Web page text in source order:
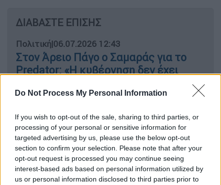
Do Not Process My Personal Information
If you wish to opt-out of the sale, sharing to third parties, or
processing of your personal or sensitive information for
targeted advertising by us, please use the below opt-out
section to confirm your selection. Please note that after your
opt-out request is processed you may continue seeing
interest-based ads based on personal information utilized by
us or personal information disclosed to third parties prior to
ΔΙΑΒΑΣΤΕ ΕΠΙΣΗΣ
Πολιτική|06.07.2026 12:43
Στον Άρειο Πάγο ο Σαμαράς για το
Predator: «Η κυβέρνηση δεν έχει
Υποκλοπές: Οκτώ θύματα κατέθεσαν
αγωγή για το Predator - Ζητούν 7,6
εκατ. ευρώ